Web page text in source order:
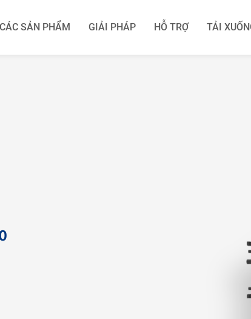
CÁC SẢN PHẨM GIẢI PHÁP HỖ TRỢ TẢI